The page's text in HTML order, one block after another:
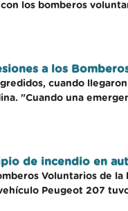
los bomberos
a los
cuando
"Cuando una
de incendio en
Voluntarios de
Peugeot 207